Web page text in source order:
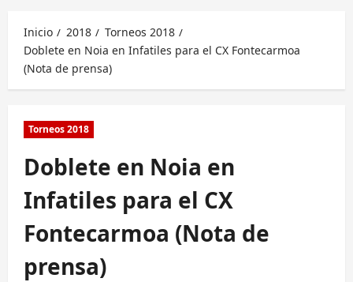
Inicio
2018
Torneos 2018
Doblete en Noia en Infatiles para el CX Fontecarmoa
(Nota de prensa)
Torneos 2018
Doblete en Noia en
Infatiles para el CX
Fontecarmoa (Nota de
prensa)